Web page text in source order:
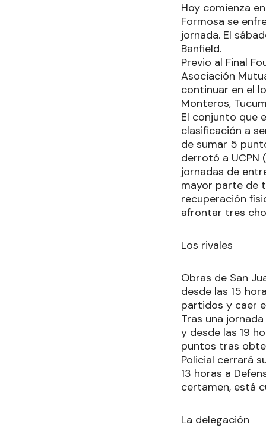
Hoy comienza
Formosa se
jornada. El
Banfield.
Previo al Final
Asociación
continuar en el
Monteros,
El conjunto que
clasificación a
de sumar 5
derrotó a
jornadas de
mayor parte de
recuperación
afrontar tres
Los rivales
Obras de San
desde las 15
partidos y caer
Tras una
y desde las 19
puntos tras
Policial cerrará
13 horas a
certamen, está
La delegación